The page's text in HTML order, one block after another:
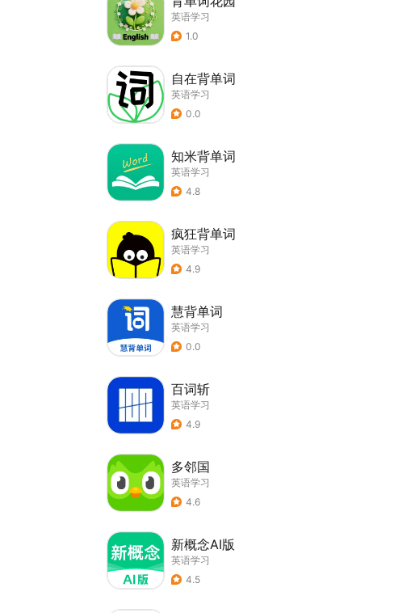
英语学习
1.0
自在背单词
英语学习
0.0
知米背单词
英语学习
4.8
疯狂背单词
英语学习
4.9
慧背单词
英语学习
0.0
百词斩
英语学习
4.9
多邻国
英语学习
4.6
新概念AI版
英语学习
4.5